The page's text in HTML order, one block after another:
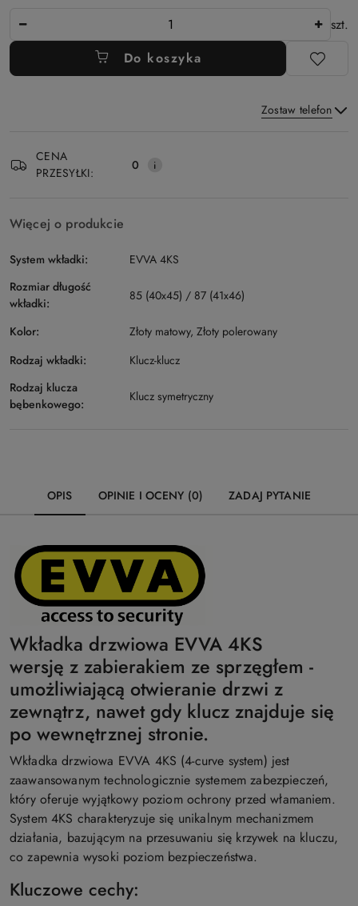
szt.
Do koszyka
Zostaw telefon
i
CENA
PRZESYŁKI:
0
Więcej o produkcie
System wkładki:
EVVA 4KS
Rozmiar długość
wkładki:
85 (40x45) / 87 (41x46)
Kolor:
Złoty matowy, Złoty polerowany
Rodzaj wkładki:
Klucz-klucz
Rodzaj klucza
bębenkowego:
Klucz symetryczny
OPIS OPINIE I OCENY (0) ZADAJ PYTANIE
Wkładka drzwiowa EVVA 4KS
wersję z zabierakiem ze sprzęgłem -
umożliwiającą otwieranie drzwi z
zewnątrz, nawet gdy klucz znajduje się
po wewnętrznej stronie.
Wkładka drzwiowa EVVA 4KS (4-curve system) jest
zaawansowanym technologicznie systemem zabezpieczeń,
który oferuje wyjątkowy poziom ochrony przed włamaniem.
System 4KS charakteryzuje się unikalnym mechanizmem
działania, bazującym na przesuwaniu się krzywek na kluczu,
co zapewnia wysoki poziom bezpieczeństwa.
Kluczowe cechy: